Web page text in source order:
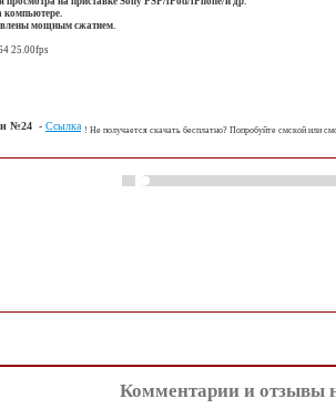
компьютере.
мощным сжатием.
25.00fps
№24 - Ссылка ! Не получается скачать бесплатно? Попробуйте смской или
Комментарии и отзывы